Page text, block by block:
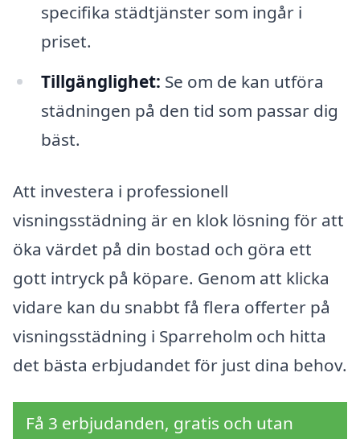
specifika städtjänster som ingår i
priset.
Tillgänglighet: Se om de kan utföra
städningen på den tid som passar dig
bäst.
Att investera i professionell
visningsstädning är en klok lösning för att
öka värdet på din bostad och göra ett
gott intryck på köpare. Genom att klicka
vidare kan du snabbt få flera offerter på
visningsstädning i Sparreholm och hitta
det bästa erbjudandet för just dina behov.
Få 3 erbjudanden, gratis och utan